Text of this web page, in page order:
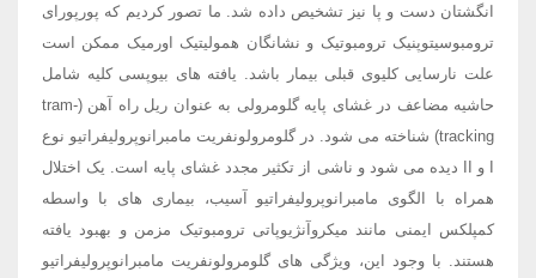
انگشتان دست و پا نیز تشخیص داده شد. ما تصور کردیم که پورپورای
ترومبوسیتوپنیک ترومبوتیک و نشانگان همولیتیک اورمیک ممکن است
علت نارسایی کلیوی قبلی بیمار باشد. یافته های بیوپسی کلیه شامل
حاشیه مضاعف در غشای پایه گلومرولی به عنوان ریل راه آهن (tram-
tracking) شناخته می شود. در گلومرولونفریت مامبرانوپرولیفراتیو نوع
I و II دیده می شود و ناشی از تکثیر مجدد غشای پایه است. یک اختلال
همراه با الگوی مامبرانوپرولیفراتیو آسیب، بیماری های با واسطه
کمپلکس ایمنی مانند میکروآنژیوپاتی ترومبوتیک مزمن و بهبود یافته
هستند. با وجود این، ویژگی های گلومرولونفریت مامبرانوپرولیفراتیو